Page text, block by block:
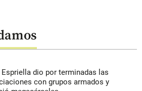
Espriella dio por terminadas las
con grupos armados y